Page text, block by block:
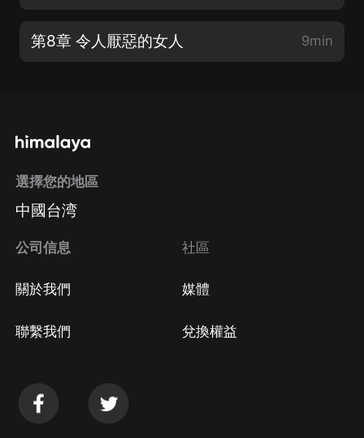
第8章 令人厭惡的女人 9min
選擇您的地區
中國台湾
公司信息
關於我們
聯繫我們
社區
媒體
兌換權益